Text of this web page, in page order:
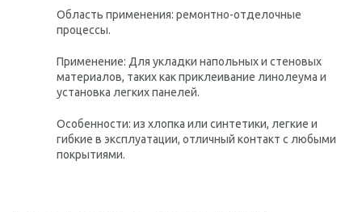
Область применения: ремонтно-отделочные
процессы.
Применение: Для укладки напольных и стеновых
материалов, таких как приклеивание линолеума и
установка легких панелей.
Особенности: из хлопка или синтетики, легкие и
гибкие в эксплуатации, отличный контакт с любыми
покрытиями.